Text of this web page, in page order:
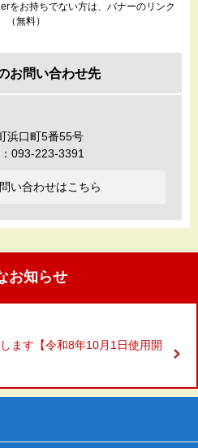
をお持ちでない方は、バナーのリンク
無料）
お問い合わせ先
浜口町5番55号
093-223-3391
い合わせはこちら
お知らせ
ます【令和8年10月1日使用開